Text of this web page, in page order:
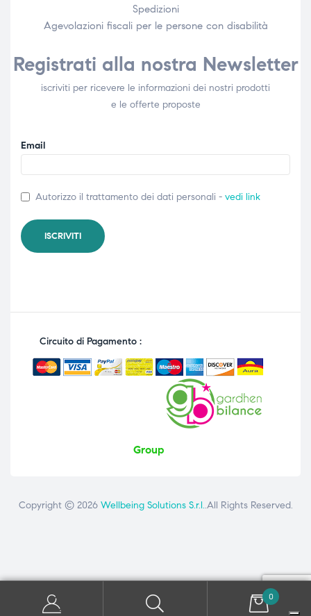
Spedizioni
Agevolazioni fiscali per le persone con disabilità​
Registrati alla nostra Newsletter
iscriviti per ricevere le informazioni dei nostri prodotti
e le offerte proposte
Email
Autorizzo il trattamento dei dati personali - vedi link
Circuito di Pagamento :
Group
Copyright © 2026 Wellbeing Solutions S.r.l..All Rights Reserved.
0